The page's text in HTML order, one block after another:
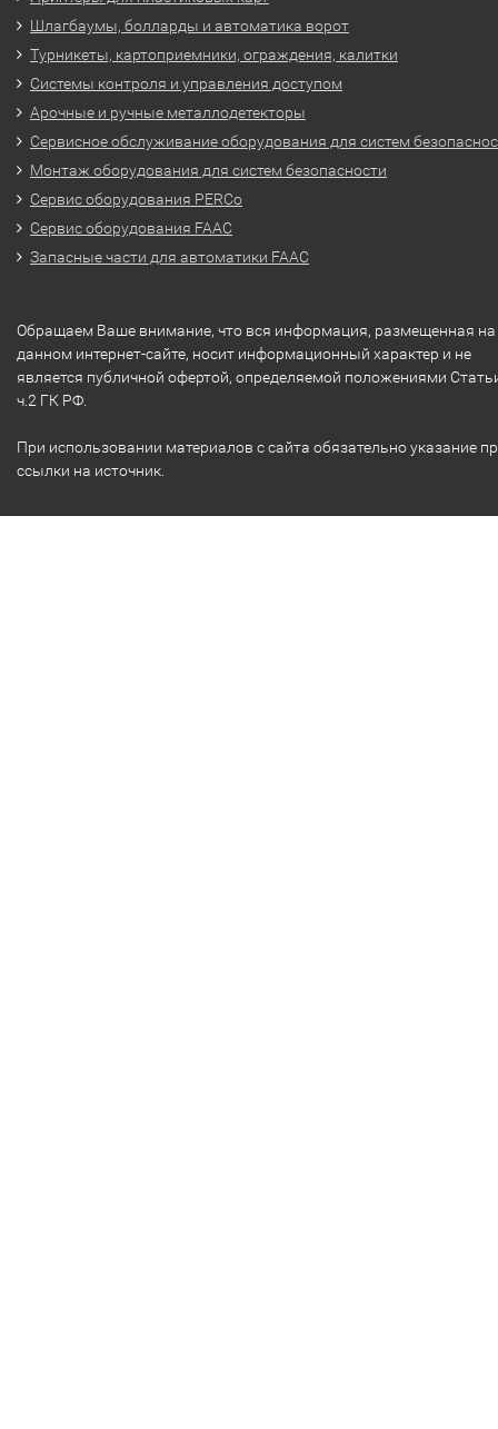
Шлагбаумы, болларды и автоматика ворот
Турникеты, картоприемники, ограждения, калитки
Системы контроля и управления доступом
Арочные и ручные металлодетекторы
Сервисное обслуживание оборудования для систем
Монтаж оборудования для систем безопасности
Сервис оборудования PERCo
Сервис оборудования FAAC
Запасные части для автоматики FAAC
Обращаем Ваше внимание, что вся информация, размещенная на
данном интернет-сайте, носит информационный характер и не
является публичной офертой, определяемой положениями
ч.2 ГК РФ.
При использовании материалов с сайта обязательно указание
ссылки на источник.